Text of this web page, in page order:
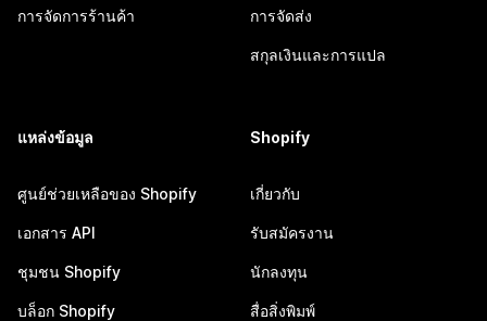
การจัดการร้านค้า การจัดส่ง
สกุลเงินและการแปล
แหล่งข้อมูล
ศูนย์ช่วยเหลือของ Shopify
เอกสาร API
ชุมชน Shopify
บล็อก Shopify
Shopify
เกี่ยวกับ
รับสมัครงาน
นักลงทุน
สื่อสิ่งพิมพ์